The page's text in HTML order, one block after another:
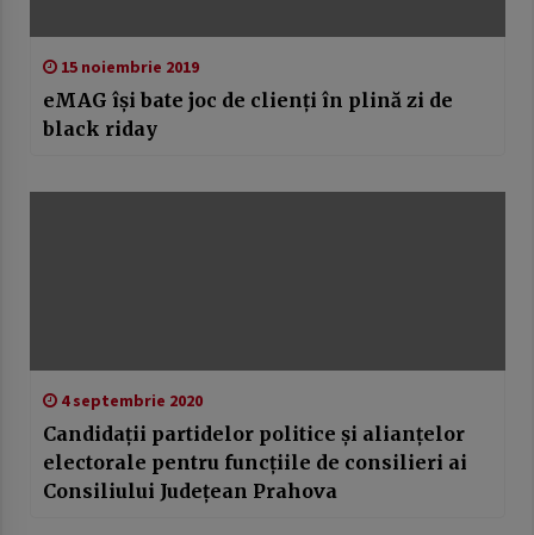
15 noiembrie 2019
eMAG își bate joc de clienți în plină zi de
black riday
4 septembrie 2020
Candidații partidelor politice și alianțelor
electorale pentru funcțiile de consilieri ai
Consiliului Județean Prahova